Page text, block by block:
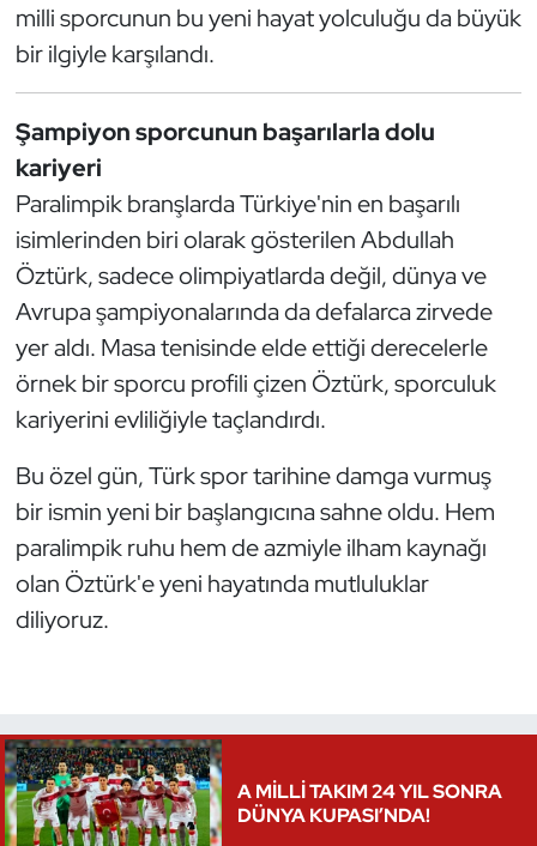
milli sporcunun bu yeni hayat yolculuğu da büyük
bir ilgiyle karşılandı.
Şampiyon sporcunun başarılarla dolu
kariyeri
Paralimpik branşlarda Türkiye'nin en başarılı
isimlerinden biri olarak gösterilen Abdullah
Öztürk, sadece olimpiyatlarda değil, dünya ve
Avrupa şampiyonalarında da defalarca zirvede
yer aldı. Masa tenisinde elde ettiği derecelerle
örnek bir sporcu profili çizen Öztürk, sporculuk
kariyerini evliliğiyle taçlandırdı.
Bu özel gün, Türk spor tarihine damga vurmuş
bir ismin yeni bir başlangıcına sahne oldu. Hem
paralimpik ruhu hem de azmiyle ilham kaynağı
olan Öztürk'e yeni hayatında mutluluklar
diliyoruz.
A MİLLİ TAKIM 24 YIL SONRA
DÜNYA KUPASI’NDA!
Modern Pentatlon
Motor Sporları
Muay Thai
Okçuluk
Optimist
Oryantiring
Özel Sporcular
Paralimpik
Ragbi
Satranç
Tekvando
Tenis